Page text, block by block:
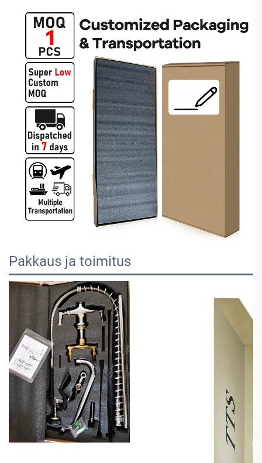
Pakkaus ja toimitus